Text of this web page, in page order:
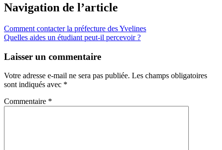
Navigation de l’article
Comment contacter la préfecture des Yvelines
Quelles aides un étudiant peut-il percevoir ?
Laisser un commentaire
Votre adresse e-mail ne sera pas publiée. Les champs obligatoires
sont indiqués avec *
Commentaire *